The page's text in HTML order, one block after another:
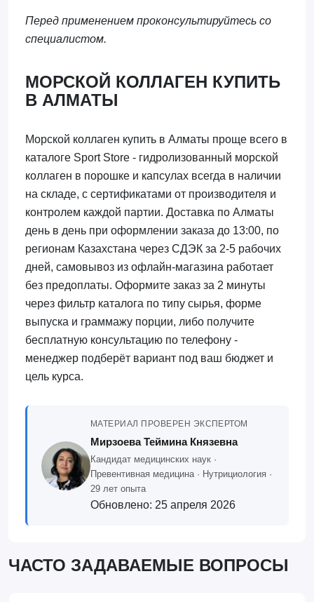
Перед применением проконсультируйтесь со
специалистом.
МОРСКОЙ КОЛЛАГЕН КУПИТЬ
В АЛМАТЫ
Морской коллаген купить в Алматы проще всего в
каталоге Sport Store - гидролизованный морской
коллаген в порошке и капсулах всегда в наличии
на складе, с сертификатами от производителя и
контролем каждой партии. Доставка по Алматы
день в день при оформлении заказа до 13:00, по
регионам Казахстана через СДЭК за 2-5 рабочих
дней, самовывоз из офлайн-магазина работает
без предоплаты. Оформите заказ за 2 минуты
через фильтр каталога по типу сырья, форме
выпуска и граммажу порции, либо получите
бесплатную консультацию по телефону -
менеджер подберёт вариант под ваш бюджет и
цель курса.
МАТЕРИАЛ ПРОВЕРЕН ЭКСПЕРТОМ
Мирзоева Теймина Князевна
Кандидат медицинских наук ·
Превентивная медицина · Нутрициология ·
29 лет опыта
Обновлено: 25 апреля 2026
ЧАСТО ЗАДАВАЕМЫЕ ВОПРОСЫ